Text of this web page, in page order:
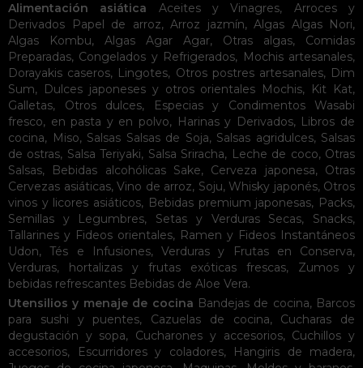
Alimentación asiática Aceites y Vinagres, Arroces y
Derivados
Papel de arroz, Arroz jazmín, Algas Algas Nori,
Algas Kombu, Algas Agar Agar, Otras algas, Comidas
Preparadas, Congelados y Refrigerados, Mochis artesanales,
Dorayakis caseros, Lingotes, Otros postres artesanales, Dim
Sum, Dulces japoneses y otros orientales Mochis, Kit Kat,
Galletas, Otros dulces, Especias y Condimentos
Wasabi
fresco, en pasta y en polvo, Harinas y Derivados, Libros de
cocina, Miso, Salsas Salsas de Soja, Salsas agridulces, Salsas
de ostras, Salsa Teriyaki, Salsa Sriracha, Leche de coco, Otras
Salsas, Bebidas alcohólicas Sake, Cerveza japonesa, Otras
Cervezas asiáticas, Vino de arroz, Soju, Whisky japonés, Otros
vinos y licores asiáticos, Bebidas premium japonesas, Packs,
Semillas y Legumbres, Setas y Verduras Secas, Snacks,
Tallarines y Fideos orientales, Ramen y Fideos Instantáneos
Udon,Tés e Infusiones, Verduras y Frutas en Conserva,
Verduras, hortalizas y frutas exóticas frescas, Zumos y
bebidas refrescantes Bebidas de Aloe Vera.
Utensilios y menaje de cocina Bandejas de cocina, Barcos
para sushi y puentes, Cazuelas de cocina, Cucharas de
degustación y sopa, Cucharones y accesorios, Cuchillos y
accesorios, Escurridores y coladores, Hangiris de madera,